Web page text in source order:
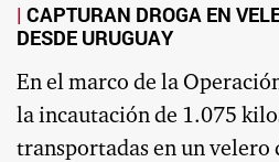
CAPTURAN DROGA EN
DESDE URUGUAY
En el marco de la
la incautación de 1.075
transportadas en un velero